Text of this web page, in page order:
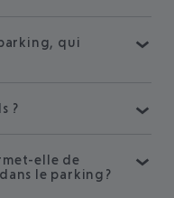
qui
?
­elle de
le parking?